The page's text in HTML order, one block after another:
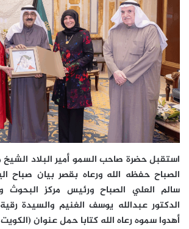
استقبل حضرة صاحب السمو أمير البلاد الشيخ
الصباح حفظه الله ورعاه بقصر بيان صباح
سالم العلي الصباح ورئيس مركز البحوث
الدكتور عبدالله يوسف الغنيم والسيدة
أهدوا سموه رعاه الله كتابا حمل عنوان (الكويت في